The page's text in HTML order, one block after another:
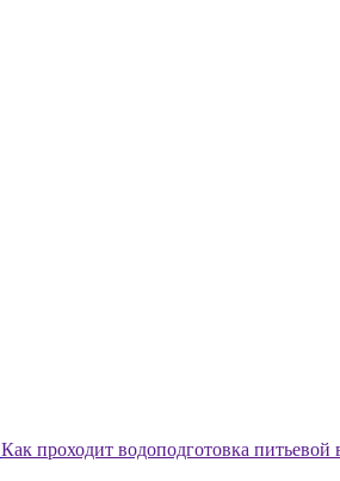
Как проходит водоподготовка питьевой